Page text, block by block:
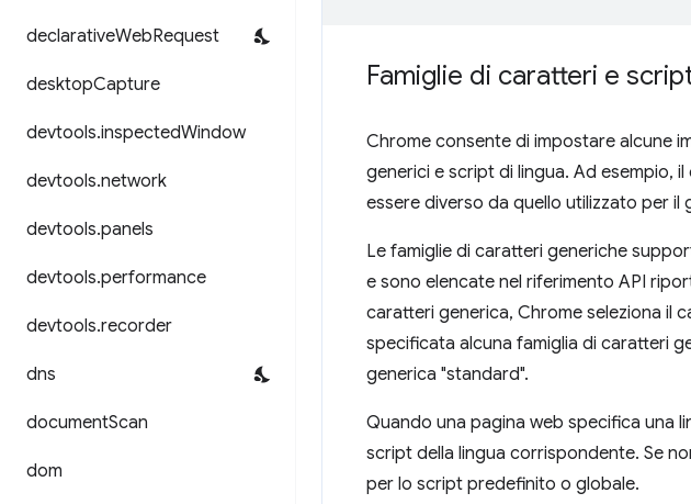
declarativeWebRequest
desktopCapture
devtools.inspectedWindow
devtools.network
devtools.panels
devtools.performance
devtools.recorder
dns
documentScan
dom
Famiglie di caratteri e
Chrome consente di impostare alcune
generici e script di lingua. Ad esempio,
essere diverso da quello utilizzato per il
Le famiglie di caratteri generiche
e sono elencate nel riferimento API
caratteri generica, Chrome seleziona il
specificata alcuna famiglia di caratteri
generica "standard".
Quando una pagina web specifica una
script della lingua corrispondente. Se
per lo script predefinito o globale.